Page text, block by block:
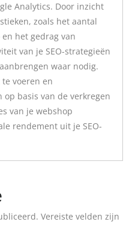
Analytics. Door inzicht
zoals het aantal
het gedrag van
van je SEO-strategieën
waar nodig.
voeren en
basis van de verkregen
van je webshop
rendement uit je SEO-
Vereiste velden zijn